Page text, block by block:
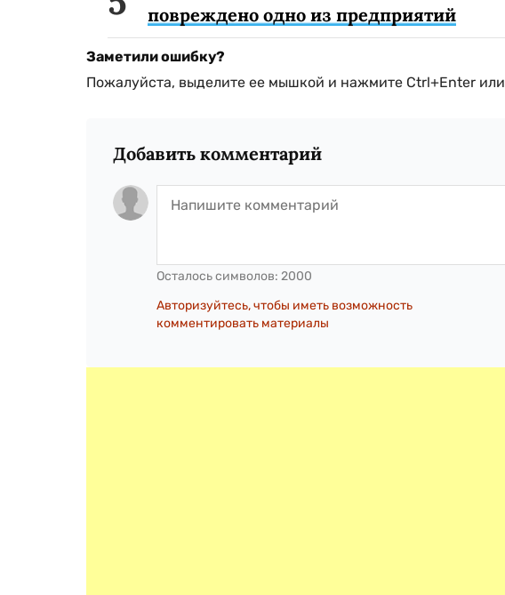
повреждено одно из предприятий
Заметили ошибку?
Пожалуйста, выделите ее мышкой и нажмите Ctrl+Enter или
Добавить комментарий
Осталось символов: 2000
Авторизуйтесь, чтобы иметь возможность
комментировать материалы